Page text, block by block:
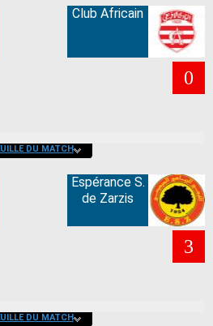
Club Africain
0
DU MATCH
Espérance S.
de Zarzis
3
DU MATCH